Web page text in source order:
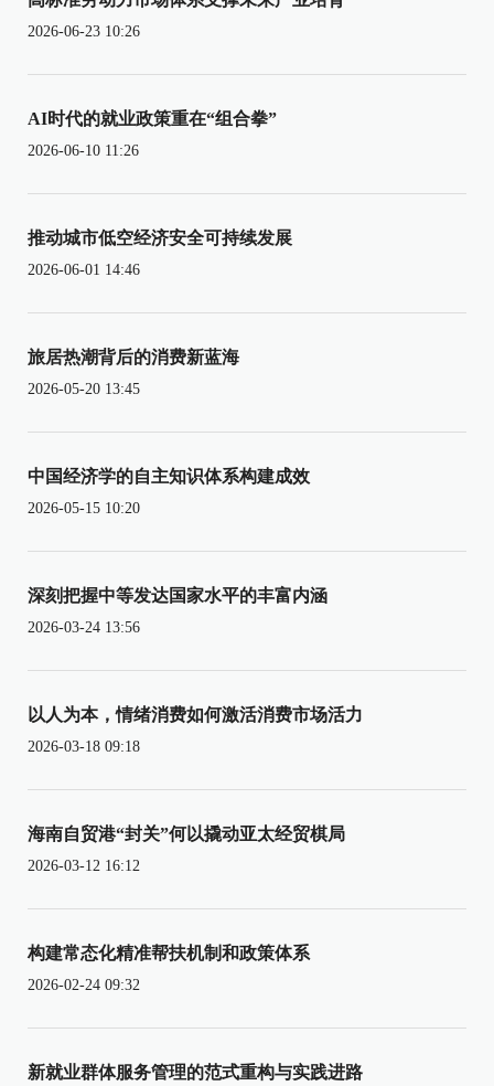
2026-06-23 10:26
AI时代的就业政策重在“组合拳”
2026-06-10 11:26
推动城市低空经济安全可持续发展
2026-06-01 14:46
旅居热潮背后的消费新蓝海
2026-05-20 13:45
中国经济学的自主知识体系构建成效
2026-05-15 10:20
深刻把握中等发达国家水平的丰富内涵
2026-03-24 13:56
以人为本，情绪消费如何激活消费市场活力
2026-03-18 09:18
海南自贸港“封关”何以撬动亚太经贸棋局
2026-03-12 16:12
构建常态化精准帮扶机制和政策体系
2026-02-24 09:32
新就业群体服务管理的范式重构与实践进路